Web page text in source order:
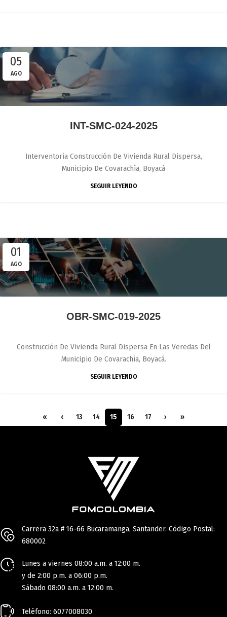
05
AGO
INT-SMC-024-2025
Interventoría Construcción De Vivienda Rural Dispersa,
Municipio De Covarachía, Boyacá
SEGUIR LEYENDO
01
AGO
OBR-SMC-019-2025
Construcción De Vivienda Rural Dispersa En Las Veredas Del
Municipio De Covarachía, Boyacá.
SEGUIR LEYENDO
« ‹ 13 14 15 16 17 › »
Carrera 32a # 16-66 Bucaramanga, Santander. Código Postal:
680002
Lunes a viernes 08:00 a.m. a 12:00 m.
y de 2:00 p.m. a 06:00 p.m.
Sábado 08:00 a.m. a 12:00 m.
Teléfono: 6077008030